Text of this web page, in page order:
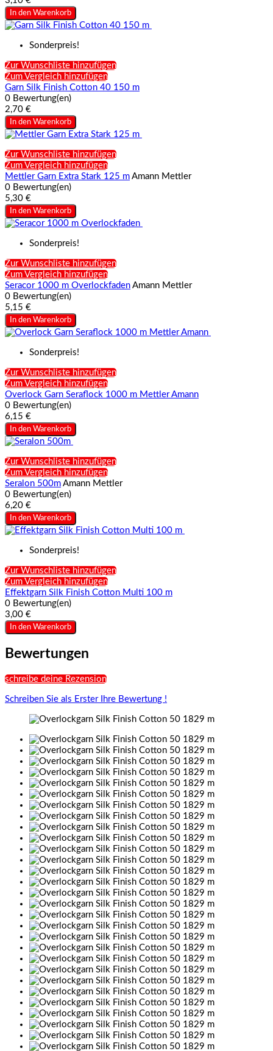
In den Warenkorb
Sonderpreis!
Zur Wunschliste hinzufügen
Zum Vergleich hinzufügen
Garn Silk Finish Cotton 40 150 m
0 Bewertung(en)
2,70 €
In den Warenkorb
Zur Wunschliste hinzufügen
Zum Vergleich hinzufügen
Mettler Garn Extra Stark 125 m Amann Mettler
0 Bewertung(en)
5,30 €
In den Warenkorb
Sonderpreis!
Zur Wunschliste hinzufügen
Zum Vergleich hinzufügen
Seracor 1000 m Overlockfaden Amann Mettler
0 Bewertung(en)
5,15 €
In den Warenkorb
Sonderpreis!
Zur Wunschliste hinzufügen
Zum Vergleich hinzufügen
Overlock Garn Seraflock 1000 m Mettler Amann
0 Bewertung(en)
6,15 €
In den Warenkorb
Zur Wunschliste hinzufügen
Zum Vergleich hinzufügen
Seralon 500m Amann Mettler
0 Bewertung(en)
6,20 €
In den Warenkorb
Sonderpreis!
Zur Wunschliste hinzufügen
Zum Vergleich hinzufügen
Effektgarn Silk Finish Cotton Multi 100 m
0 Bewertung(en)
3,00 €
In den Warenkorb
Bewertungen
schreibe deine Rezension
Schreiben Sie als Erster Ihre Bewertung !